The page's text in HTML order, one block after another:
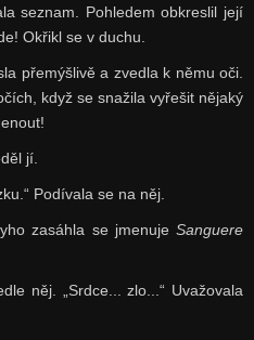
seznam. Pohledem obkreslil její
Okřikl se v duchu.
přemýšlivě a zvedla k němu oči.
když se snažila vyřešit nějaký
jí.
Podívala se na něj.
zasáhla se jmenujeSanguere
něj. „Srdce... zlo...“ Uvažovala